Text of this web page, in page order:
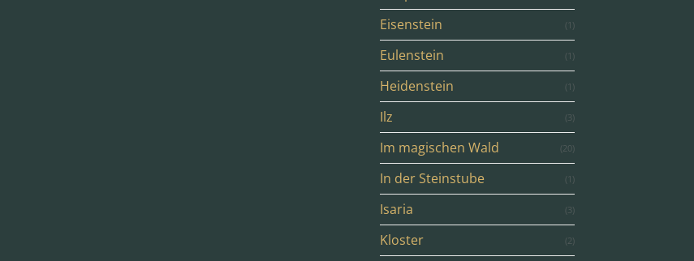
Eisenstein (1)
Eulenstein (1)
Heidenstein (1)
Ilz (3)
Im magischen Wald (20)
In der Steinstube (1)
Isaria (3)
Kloster (2)